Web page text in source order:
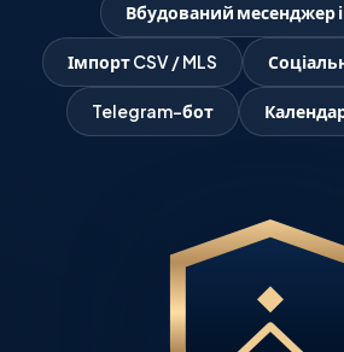
Вбудований месенджер і
Імпорт CSV / MLS
Telegram-бот